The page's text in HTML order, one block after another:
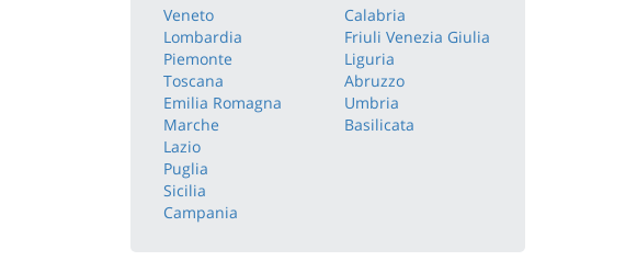
Veneto
Lombardia
Piemonte
Toscana
Emilia Romagna
Marche
Lazio
Puglia
Sicilia
Campania
Calabria
Friuli Venezia Giulia
Liguria
Abruzzo
Umbria
Basilicata